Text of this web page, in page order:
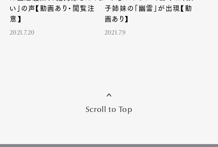
ProductCultureLifestyle
い」の声【動画あり・閲覧注
意】
2021.7.20
子姉妹の「幽霊」が出現【動
画あり】
2021.7.9
Scroll to Top